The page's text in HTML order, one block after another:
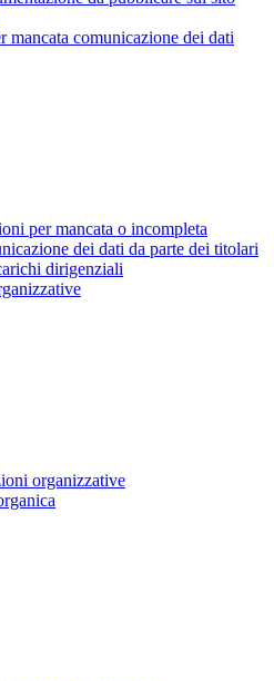
mancata comunicazione dei dati
per mancata o incompleta
dei dati da parte dei titolari
dirigenziali
organizzative